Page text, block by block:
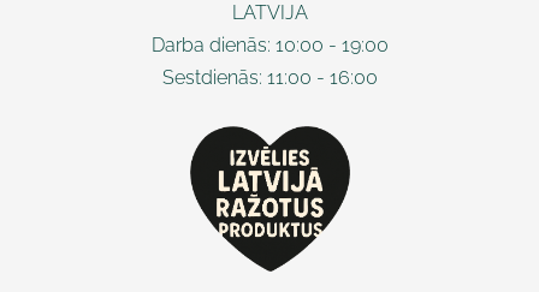
LATVIJA
Darba dienās: 10:00 - 19:00
Sestdienās: 11:00 - 16:00